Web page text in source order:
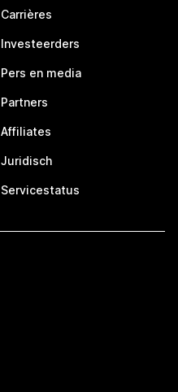
Carrières
Investeerders
Pers en media
Partners
Affiliates
Juridisch
Servicestatus